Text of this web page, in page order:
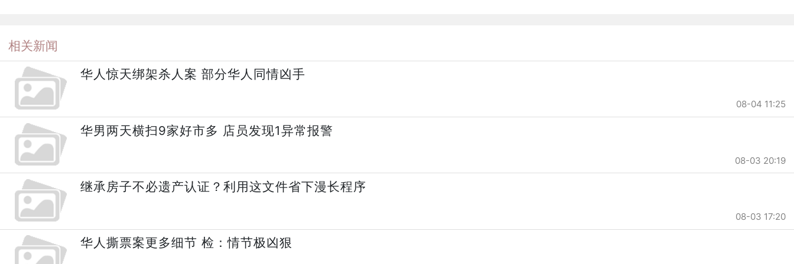
相关新闻
华人惊天绑架杀人案 部分华人同情凶手
08-04 11:25
华男两天横扫9家好市多 店员发现1异常报警
08-03 20:19
继承房子不必遗产认证？利用这文件省下漫长程序
08-03 17:20
华人撕票案更多细节 检：情节极凶狠